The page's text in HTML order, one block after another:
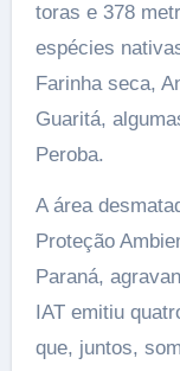
toras e 378
espécies
Farinha seca,
Guaritá,
Peroba.
A área
Proteção
Paraná,
IAT emitiu
que, juntos,